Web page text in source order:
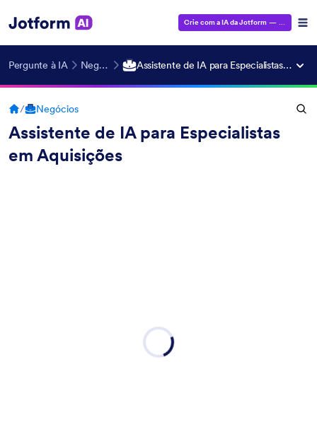
Crie com a IA da Jotform — É grátis!
Pergunte à IA Negócios Assistente de IA para Especialistas em Aquisições
/ Negócios
Assistente de IA para Especialistas
em Aquisições